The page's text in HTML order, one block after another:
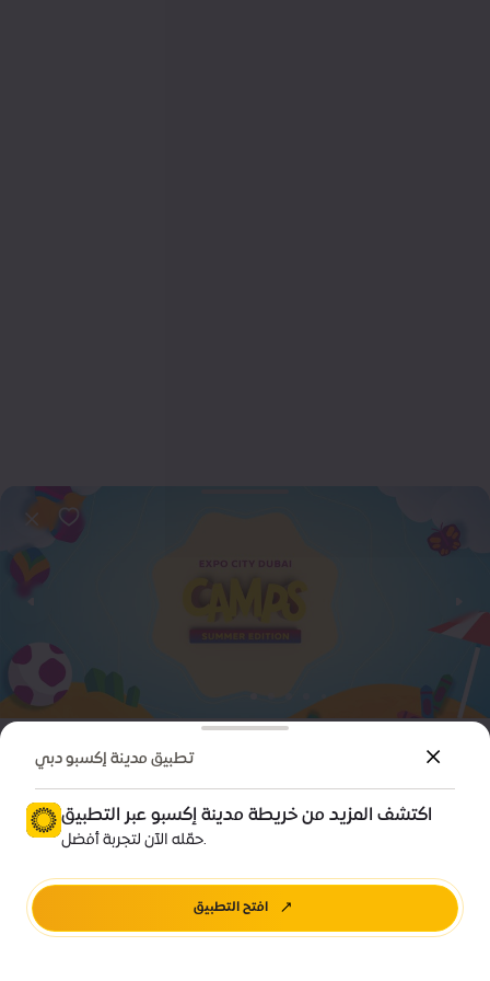
المجتمع
مخيم الصيف 2025
الأسعار • 190 درهماً إماراتياً
تطبيق مدينة إكسبو دبي
اكتشف المزيد من خريطة مدينة إكسبو عبر التطبيق
حمّله الآن لتجربة أفضل.
افتح التطبيق